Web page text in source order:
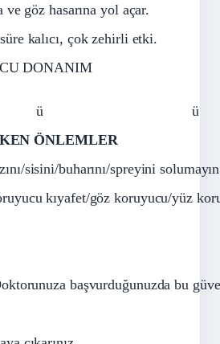
göz hasarına yol açar.
kalıcı, çok zehirli etki.
DONANIM
ü
ü
ÖNLEMLER
sisini/buharını/spreyini
kıyafet/göz koruyucu/yüz
başvurduğunuzda bu